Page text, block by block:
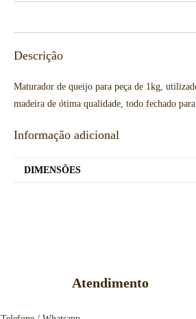
Descrição
Maturador de queijo para peça de 1kg,
madeira de ótima qualidade, todo fechado
Informação adicional
DIMENSÕES
Atendimento